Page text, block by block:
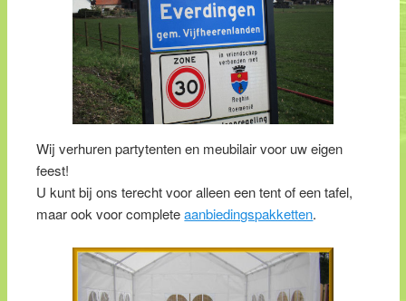
Wij verhuren partytenten en meubilair voor uw eigen
feest!
U kunt bij ons terecht voor alleen een tent of een tafel,
maar ook voor completeaanbiedingspakketten.